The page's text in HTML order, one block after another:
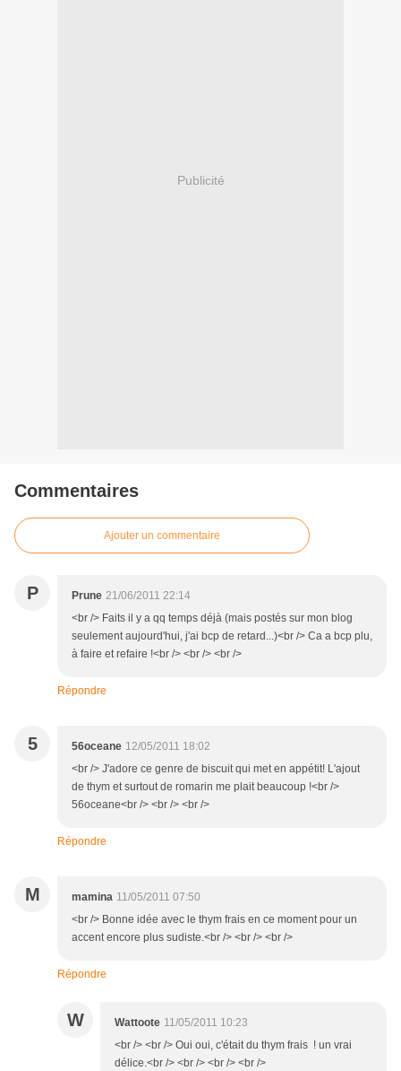
Publicité
Commentaires
Ajouter un commentaire
P Prune 21/06/2011 22:14
<br /> Faits il y a qq temps déjà (mais postés sur mon blog
seulement aujourd'hui, j'ai bcp de retard...)<br /> Ca a bcp plu,
à faire et refaire !<br /> <br /> <br />
Répondre
5 56oceane 12/05/2011 18:02
<br /> J'adore ce genre de biscuit qui met en appétit! L'ajout
de thym et surtout de romarin me plait beaucoup !<br />
56oceane<br /> <br /> <br />
Répondre
M mamina 11/05/2011 07:50
<br /> Bonne idée avec le thym frais en ce moment pour un
accent encore plus sudiste.<br /> <br /> <br />
Répondre
W Wattoote 11/05/2011 10:23
<br /> <br /> Oui oui, c'était du thym frais ! un vrai
délice.<br /> <br /> <br /> <br />